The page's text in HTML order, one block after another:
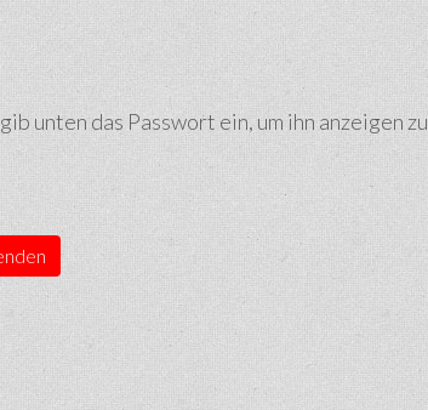
unten das Passwort ein, um ihn anzeigen zu